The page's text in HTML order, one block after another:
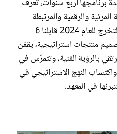
برنامجها أربع سنوات، تعرّف
والرقمية والمرتبطة
بريادة الأعمال. وفي معرض التخرج للعام 2024 قابلنا 6
منتجات استراتيجية، يقفن
بالرؤية الفنية، وتتمرّس في
واكتساب النهج الاستراتيجي في
في المعهد.